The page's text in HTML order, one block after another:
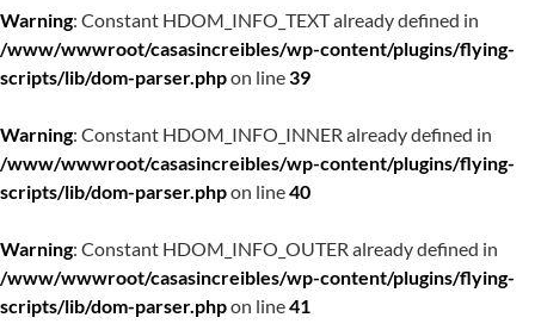
Warning: Constant HDOM_INFO_TEXT already defined in
/www/wwwroot/casasincreibles/wp-content/plugins/flying-
scripts/lib/dom-parser.phpon line39
Warning: Constant HDOM_INFO_INNER already defined in
/www/wwwroot/casasincreibles/wp-content/plugins/flying-
scripts/lib/dom-parser.phpon line40
Warning: Constant HDOM_INFO_OUTER already defined in
/www/wwwroot/casasincreibles/wp-content/plugins/flying-
scripts/lib/dom-parser.phpon line41